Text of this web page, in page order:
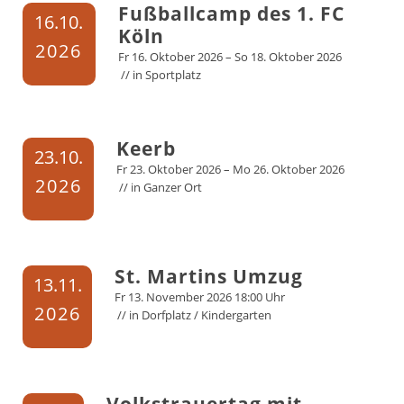
16.10.
2026
Fußballcamp des 1. FC
Köln
Fr 16.Oktober2026– So 18.Oktober2026
// in Sportplatz
23.10.
2026
Keerb
Fr23.Oktober2026– Mo 26.Oktober2026
// inGanzer Ort
13.11.
2026
St. Martins Umzug
Fr 13. November2026 18:00 Uhr
// in Dorfplatz / Kindergarten